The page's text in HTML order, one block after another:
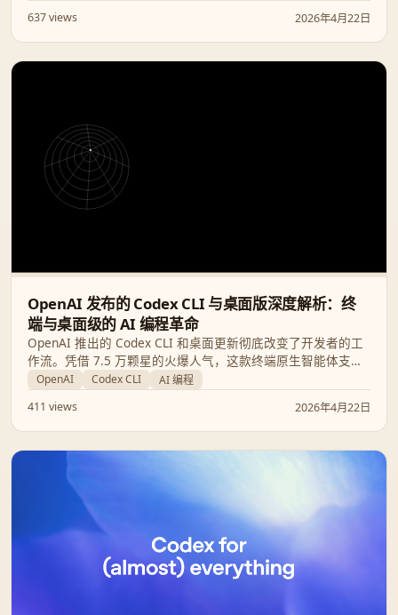
作流建议。
637 views
2026年4月22日
OpenAI 发布的 Codex CLI 与桌面版深度解析：终
端与桌面级的 AI 编程革命
OpenAI 推出的 Codex CLI 和桌面更新彻底改变了开发者的工
作流。凭借 7.5 万颗星的火爆人气，这款终端原生智能体支持
MCP 并行调用、计算机操控和长期记忆，正在挑战 Cursor 和
Copilot 的统治地位。
OpenAI Codex CLI
AI 编程
411 views
2026年4月22日